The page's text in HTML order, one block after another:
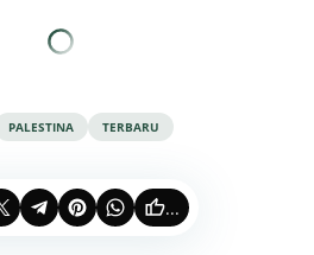
PALESTINA TERBARU
...